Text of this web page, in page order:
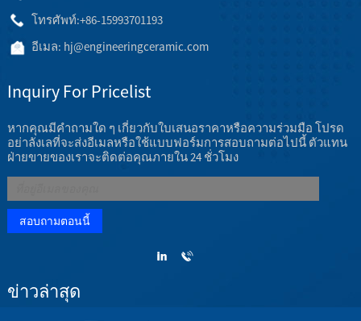
โทรศัพท์:+86-15993701193
อีเมล: hj@engineeringceramic.com
Inquiry For Pricelist
หากคุณมีคำถามใด ๆ เกี่ยวกับใบเสนอราคาหรือความร่วมมือ โปรด
อย่าลังเลที่จะส่งอีเมลหรือใช้แบบฟอร์มการสอบถามต่อไปนี้ ตัวแทน
ฝ่ายขายของเราจะติดต่อคุณภายใน 24 ชั่วโมง
ข่าวล่าสุด